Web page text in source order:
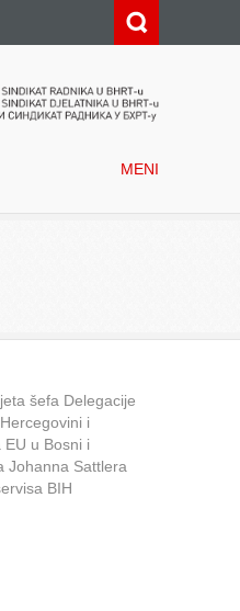
MENI
šefa Delegacije
i
u Bosni i
Johanna Sattlera
BIH